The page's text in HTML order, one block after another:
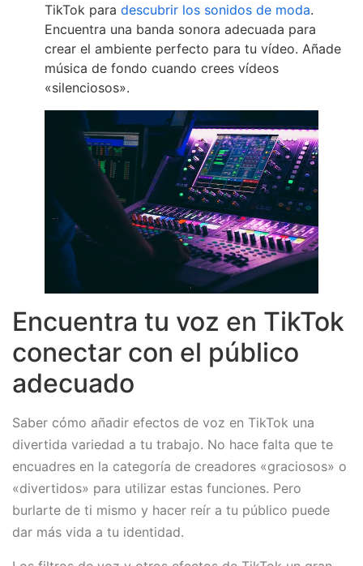
TikTok para descubrir los sonidos de moda.
Encuentra una banda sonora adecuada para
crear el ambiente perfecto para tu vídeo. Añade
música de fondo cuando crees vídeos
«silenciosos».
Encuentra tu voz en TikTok
conectar con el público
adecuado
Saber cómo añadir efectos de voz en TikTok una
divertida variedad a tu trabajo. No hace falta que te
encuadres en la categoría de creadores «graciosos» o
«divertidos» para utilizar estas funciones. Pero
burlarte de ti mismo y hacer reír a tu público puede
dar más vida a tu identidad.